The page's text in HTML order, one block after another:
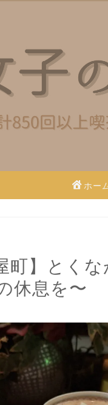
ホー
町】とく
休息を〜